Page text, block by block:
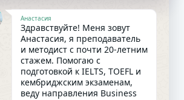
КУРС
Анастасия
Здравствуйте! Меня зовут
Анастасия, я преподаватель
и методист с почти 20-летним
стажем. Помогаю с
подготовкой к IELTS, TOEFL и
кембриджским экзаменам,
веду направления Business